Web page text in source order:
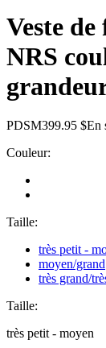
Veste
NRS
PDSM399.95 $En
Couleur:
Taille:
très petit -
moyen/grand
très grand/
Taille:
très petit - moyen